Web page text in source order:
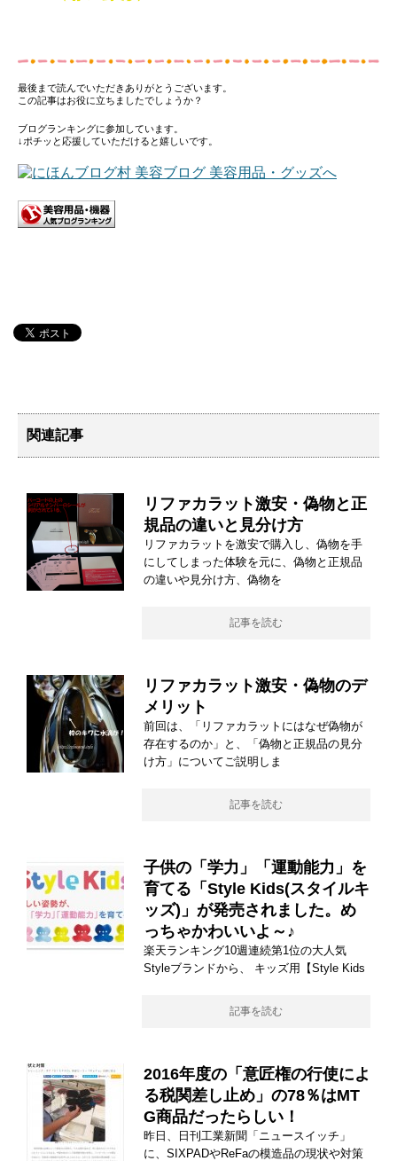
最後まで読んでいただきありがとうございます。
この記事はお役に立ちましたでしょうか？
ブログランキングに参加しています。
↓ポチッと応援していただけると嬉しいです。
関連記事
リファカラット激安・偽物と正
規品の違いと見分け方
リファカラットを激安で購入し、偽物を手
にしてしまった体験を元に、偽物と正規品
の違いや見分け方、偽物を
記事を読む
リファカラット激安・偽物のデ
メリット
前回は、「リファカラットにはなぜ偽物が
存在するのか」と、「偽物と正規品の見分
け方」についてご説明しま
記事を読む
子供の「学力」「運動能力」を
育てる「Style Kids(スタイルキ
ッズ)」が発売されました。め
っちゃかわいいよ～♪
楽天ランキング10週連続第1位の大人気
Styleブランドから、 キッズ用【Style Kids
記事を読む
2016年度の「意匠権の行使によ
る税関差し止め」の78％はMT
G商品だったらしい！
昨日、日刊工業新聞「ニュースイッチ」
に、SIXPADやReFaの模造品の現状や対策